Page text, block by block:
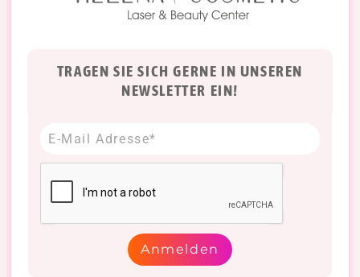
TRAGEN SIE SICH GERNE IN UNSEREN
NEWSLETTER EIN!
Anmelden